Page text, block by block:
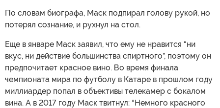
По словам биографа, Маск подпирал голову рукой, но
потерял сознание, и рухнул на стол.
Еще в январе Маск заявил, что ему не нравится “ни
вкус, ни действие большинства спиртного”, поэтому он
предпочитает красное вино. Во время финала
чемпионата мира по футболу в Катаре в прошлом году
миллиардер попал в объективы телекамер с бокалом
вина. А в 2017 году Маск твитнул: “Немного красного